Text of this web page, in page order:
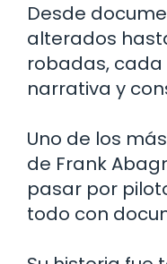
Desde
alterados
robadas,
narrativa y
Uno de los
de Frank
pasar por
todo con